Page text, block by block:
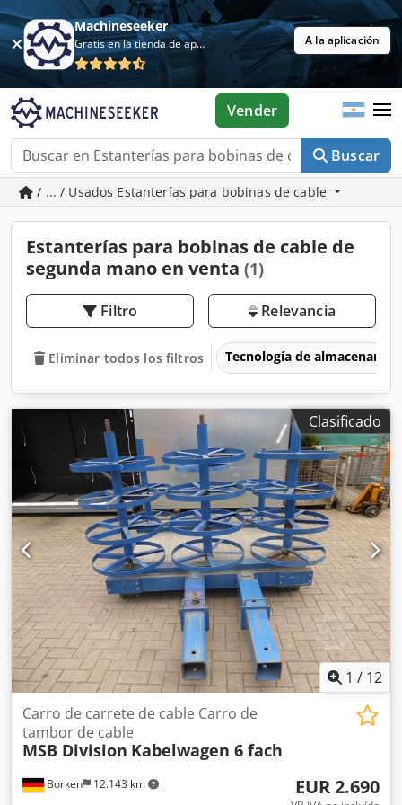
Machineseeker
Gratis en la tienda de aplicaciones A la aplicación
Buscar
Vender
/ ... / Usados Estanterías para bobinas de cable
Estanterías para bobinas de cable de
segunda mano en venta (1)
Filtro Relevancia
Eliminar todos los filtros Tecnología de
Clasificado
1 / 12
Borken 12.143 km
Carro de carrete de cable Carro de
tambor de cable
MSB Division Kabelwagen 6 fach
EUR 2.690